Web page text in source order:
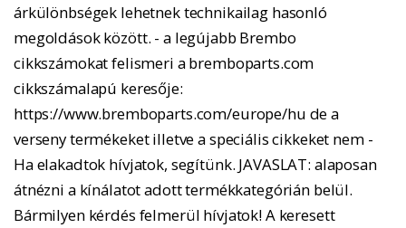
árkülönbségek lehetnek technikailag hasonló
megoldások között. - a legújabb Brembo
cikkszámokat felismeri a bremboparts.com
cikkszámalapú keresője:
https://www.bremboparts.com/europe/hu de a
verseny termékeket illetve a speciális cikkeket nem -
Ha elakadtok hívjatok, segítünk. JAVASLAT: alaposan
átnézni a kínálatot adott termékkategórián belül.
Bármilyen kérdés felmerül hívjatok! A keresett